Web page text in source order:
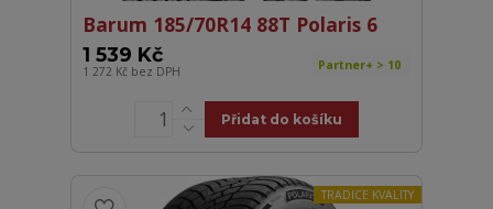
Barum 185/70R14 88T Polaris 6
1 539 Kč
1 272 Kč bez DPH Partner+ > 10
Přidat do košíku
TRADICE KVALITY